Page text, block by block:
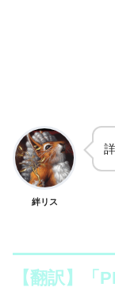
絆リス
【翻訳】「